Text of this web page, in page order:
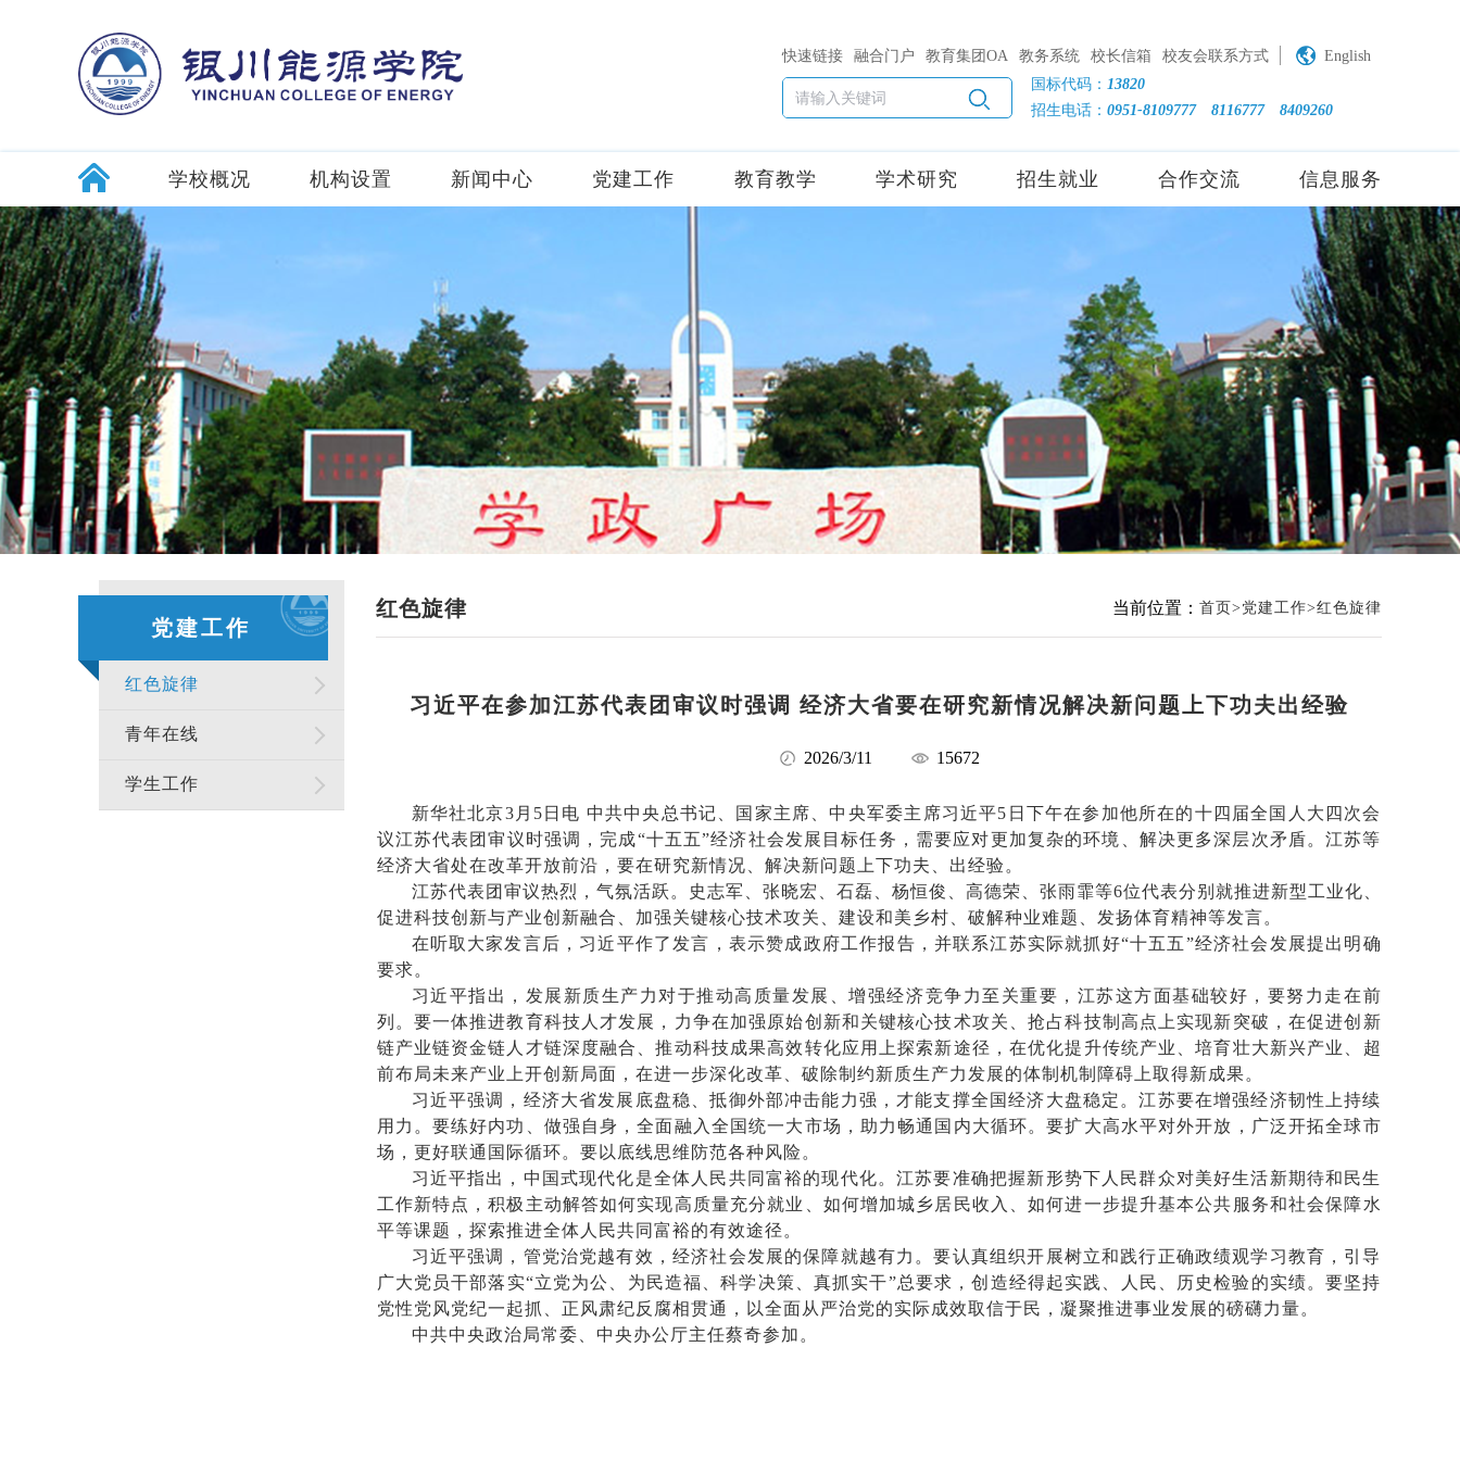
快速链接 融合门户 教育集团OA 教务系统 校长信箱 校友会联系方式
English
国标代码： 13820
招生电话： 0951-8109777 8116777 8409260
学校概况 机构设置 新闻中心 党建工作 教育教学 学术研究 招生就业 合作交流 信息服务
党建工作
红色旋律
青年在线
学生工作
红色旋律 当前位置： 首页 党建工作 红色旋律
习近平在参加江苏代表团审议时强调 经济大省要在研究新情况解决新问题上下功夫出经验
2026/3/11 15672
新华社北京3月5日电 中共中央总书记、国家主席、中央军委主席习近平5日下午在参加他所在的十四届全国人大四次会
议江苏代表团审议时强调，完成“十五五”经济社会发展目标任务，需要应对更加复杂的环境、解决更多深层次矛盾。江苏等
经济大省处在改革开放前沿，要在研究新情况、解决新问题上下功夫、出经验。
江苏代表团审议热烈，气氛活跃。史志军、张晓宏、石磊、杨恒俊、高德荣、张雨霏等6位代表分别就推进新型工业化、
促进科技创新与产业创新融合、加强关键核心技术攻关、建设和美乡村、破解种业难题、发扬体育精神等发言。
在听取大家发言后，习近平作了发言，表示赞成政府工作报告，并联系江苏实际就抓好“十五五”经济社会发展提出明确
要求。
习近平指出，发展新质生产力对于推动高质量发展、增强经济竞争力至关重要，江苏这方面基础较好，要努力走在前
列。要一体推进教育科技人才发展，力争在加强原始创新和关键核心技术攻关、抢占科技制高点上实现新突破，在促进创新
链产业链资金链人才链深度融合、推动科技成果高效转化应用上探索新途径，在优化提升传统产业、培育壮大新兴产业、超
前布局未来产业上开创新局面，在进一步深化改革、破除制约新质生产力发展的体制机制障碍上取得新成果。
习近平强调，经济大省发展底盘稳、抵御外部冲击能力强，才能支撑全国经济大盘稳定。江苏要在增强经济韧性上持续
用力。要练好内功、做强自身，全面融入全国统一大市场，助力畅通国内大循环。要扩大高水平对外开放，广泛开拓全球市
场，更好联通国际循环。要以底线思维防范各种风险。
习近平指出，中国式现代化是全体人民共同富裕的现代化。江苏要准确把握新形势下人民群众对美好生活新期待和民生
工作新特点，积极主动解答如何实现高质量充分就业、如何增加城乡居民收入、如何进一步提升基本公共服务和社会保障水
平等课题，探索推进全体人民共同富裕的有效途径。
习近平强调，管党治党越有效，经济社会发展的保障就越有力。要认真组织开展树立和践行正确政绩观学习教育，引导
广大党员干部落实“立党为公、为民造福、科学决策、真抓实干”总要求，创造经得起实践、人民、历史检验的实绩。要坚持
党性党风党纪一起抓、正风肃纪反腐相贯通，以全面从严治党的实际成效取信于民，凝聚推进事业发展的磅礴力量。
中共中央政治局常委、中央办公厅主任蔡奇参加。